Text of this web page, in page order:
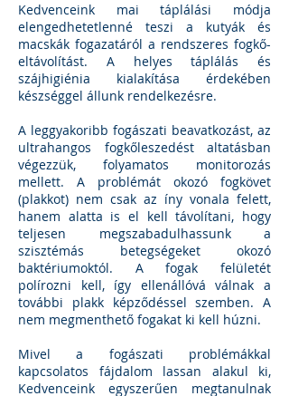
Kedvenceink mai táplálási módja
elengedhetetlenné teszi a kutyák és
macskák fogazatáról a rendszeres fogkő-
eltávolítást. A helyes táplálás és
szájhigiénia kialakítása érdekében
készséggel állunk rendelkezésre.
A leggyakoribb fogászati beavatkozást, az
ultrahangos fogkőleszedést altatásban
végezzük, folyamatos monitorozás
mellett. A problémát okozó fogkövet
(plakkot) nem csak az íny vonala felett,
hanem alatta is el kell távolítani, hogy
teljesen megszabadulhassunk a
szisztémás betegségeket okozó
baktériumoktól. A fogak felületét
polírozni kell, így ellenállóvá válnak a
további plakk képződéssel szemben. A
nem megmenthető fogakat ki kell húzni.
Mivel a fogászati ​​problémákkal
kapcsolatos fájdalom lassan alakul ki,
Kedvenceink egyszerűen megtanulnak